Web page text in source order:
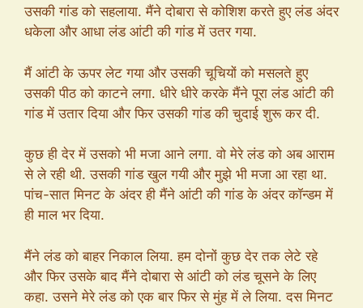
उसकी गांड को सहलाया. मैंने दोबारा से कोशिश करते हुए लंड अंदर
धकेला और आधा लंड आंटी की गांड में उतर गया.
मैं आंटी के ऊपर लेट गया और उसकी चूचियों को मसलते हुए
उसकी पीठ को काटने लगा. धीरे धीरे करके मैंने पूरा लंड आंटी की
गांड में उतार दिया और फिर उसकी गांड की चुदाई शुरू कर दी.
कुछ ही देर में उसको भी मजा आने लगा. वो मेरे लंड को अब आराम
से ले रही थी. उसकी गांड खुल गयी और मुझे भी मजा आ रहा था.
पांच-सात मिनट के अंदर ही मैंने आंटी की गांड के अंदर कॉन्डम में
ही माल भर दिया.
मैंने लंड को बाहर निकाल लिया. हम दोनों कुछ देर तक लेटे रहे
और फिर उसके बाद मैंने दोबारा से आंटी को लंड चूसने के लिए
कहा. उसने मेरे लंड को एक बार फिर से मुंह में ले लिया. दस मिनट